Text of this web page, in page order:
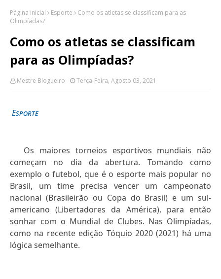
Página inicial Esporte
Como os atletas se classificam para as
Olimpíadas?
Como os atletas se classificam
para as Olimpíadas?
Mestre Blogueiro Terça-Feira, Agosto 03, 2021
Esporte
Os maiores torneios esportivos mundiais não
começam no dia da abertura. Tomando como
exemplo o futebol, que é o esporte mais popular no
Brasil, um time precisa vencer um campeonato
nacional (Brasileirão ou Copa do Brasil) e um sul-
americano (Libertadores da América), para então
sonhar com o Mundial de Clubes. Nas Olimpíadas,
como na recente edição Tóquio 2020 (2021) há uma
lógica semelhante.